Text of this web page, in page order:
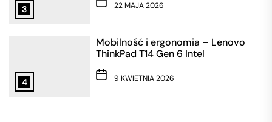
3 22 MAJA 2026
4
Mobilność i ergonomia – Lenovo
ThinkPad T14 Gen 6 Intel
9 KWIETNIA 2026